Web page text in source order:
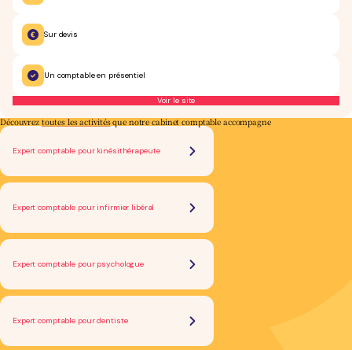
Sur devis
Un comptable en présentiel
Voir le site
Découvreztoutes les activitésque notre cabinet comptable accompagne
Expert comptable pour kinésithérapeute
Expert comptable pour infirmier libéral
Expert comptable pour psychologue
Expert comptable pour dentiste